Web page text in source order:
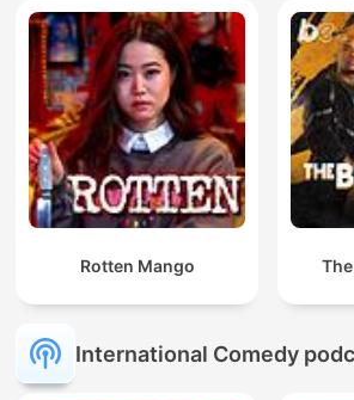
Rotten Mango
International Comedy